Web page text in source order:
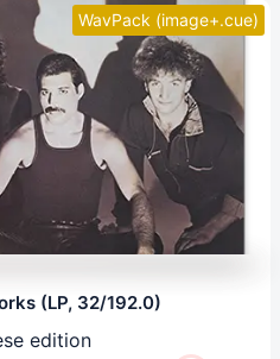
WavPack (image+.cue)
(LP, 32/192.0)
edition